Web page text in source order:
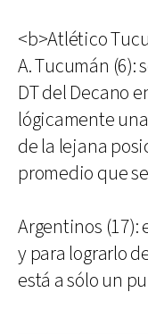
<b>Atlético
A. Tucumán (6):
DT del Decano
lógicamente
de la lejana
promedio que
Argentinos (17):
y para lograrlo
está a sólo un